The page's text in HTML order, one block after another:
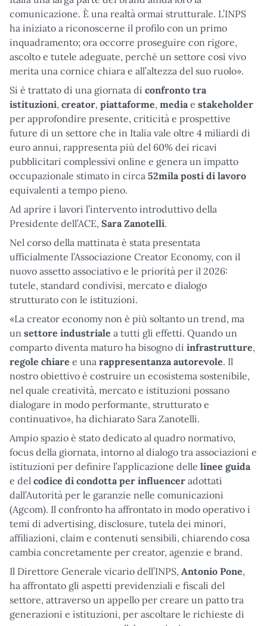
comunicazione. È una realtà ormai strutturale. L’INPS
ha iniziato a riconoscerne il profilo con un primo
inquadramento; ora occorre proseguire con rigore,
ascolto e tutele adeguate, perché un settore così vivo
merita una cornice chiara e all’altezza del suo ruolo».
Si è trattato di una giornata di confronto tra
istituzioni, creator, piattaforme, media e stakeholder
per approfondire presente, criticità e prospettive
future di un settore che in Italia vale oltre 4 miliardi di
euro annui, rappresenta più del 60% dei ricavi
pubblicitari complessivi online e genera un impatto
occupazionale stimato in circa 52mila posti di lavoro
equivalenti a tempo pieno.
Ad aprire i lavori l’intervento introduttivo della
Presidente dell’ACE, Sara Zanotelli.
Nel corso della mattinata è stata presentata
ufficialmente l’Associazione Creator Economy, con il
nuovo assetto associativo e le priorità per il 2026:
tutele, standard condivisi, mercato e dialogo
strutturato con le istituzioni.
«La creator economy non è più soltanto un trend, ma
un settore industriale a tutti gli effetti. Quando un
comparto diventa maturo ha bisogno di infrastrutture,
regole chiare e una rappresentanza autorevole. Il
nostro obiettivo è costruire un ecosistema sostenibile,
nel quale creatività, mercato e istituzioni possano
dialogare in modo performante, strutturato e
continuativo», ha dichiarato Sara Zanotelli.
Ampio spazio è stato dedicato al quadro normativo,
focus della giornata, intorno al dialogo tra associazioni e
istituzioni per definire l’applicazione delle linee guida
e del codice di condotta per influencer adottati
dall’Autorità per le garanzie nelle comunicazioni
(Agcom). Il confronto ha affrontato in modo operativo i
temi di advertising, disclosure, tutela dei minori,
affiliazioni, claim e contenuti sensibili, chiarendo cosa
cambia concretamente per creator, agenzie e brand.
Il Direttore Generale vicario dell’INPS, Antonio Pone,
ha affrontato gli aspetti previdenziali e fiscali del
settore, attraverso un appello per creare un patto tra
generazioni e istituzioni, per ascoltare le richieste di